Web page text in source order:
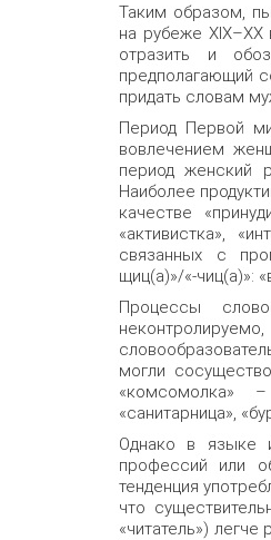
Таким образом,
на рубеже
отразить и
предполагающий
придать словам
Период Первой
вовлечением
период женский
Наиболее
качестве
«активистка»,
связанных с
щиц(а)»/«-чиц(а)»:
Процессы
могли
«комсомолка»
«санитарница»,
Однако в языке
профессий или
тенденция
что
«читатель»)